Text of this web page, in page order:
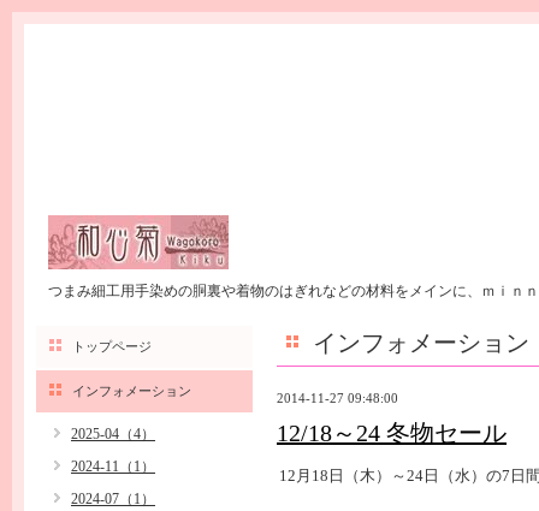
つまみ細工用手染めの胴裏や着物のはぎれなどの材料をメインに、ｍｉｎ
インフォメーション
2014-11-27 09:48:00
12/18～24 冬物セール
12月18日（木）～24日（水）の7日
トップページ
インフォメーション
2025-04（4）
2024-11（1）
2024-07（1）